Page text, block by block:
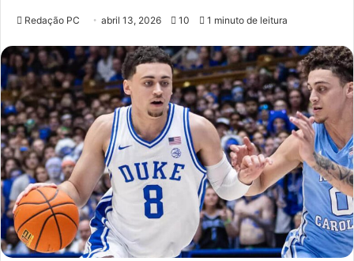
Redação PC abril 13, 2026 10 1 minuto de leitura